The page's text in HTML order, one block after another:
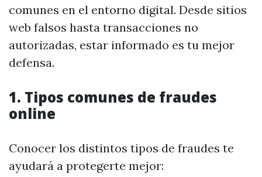
comunes en el entorno digital. Desde sitios
web falsos hasta transacciones no
autorizadas, estar informado es tu mejor
defensa.
1. Tipos comunes de fraudes
online
Conocer los distintos tipos de fraudes te
ayudará a protegerte mejor: